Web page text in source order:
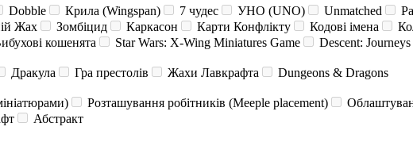
Dobble Крила (Wingspan) 7 чудес УНО (UNO) Unmatched
Жах Зомбіцид Каркасон Карти Конфлікту Кодові імена
кошенята Star Wars: X-Wing Miniatures Game
Descent:
Дракула Гра престолів Жахи Лавкрафта
Dungeons & Dragons
Розташування робітників (Meeple placement)
Абстракт